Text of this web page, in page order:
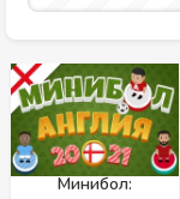
Минибол: